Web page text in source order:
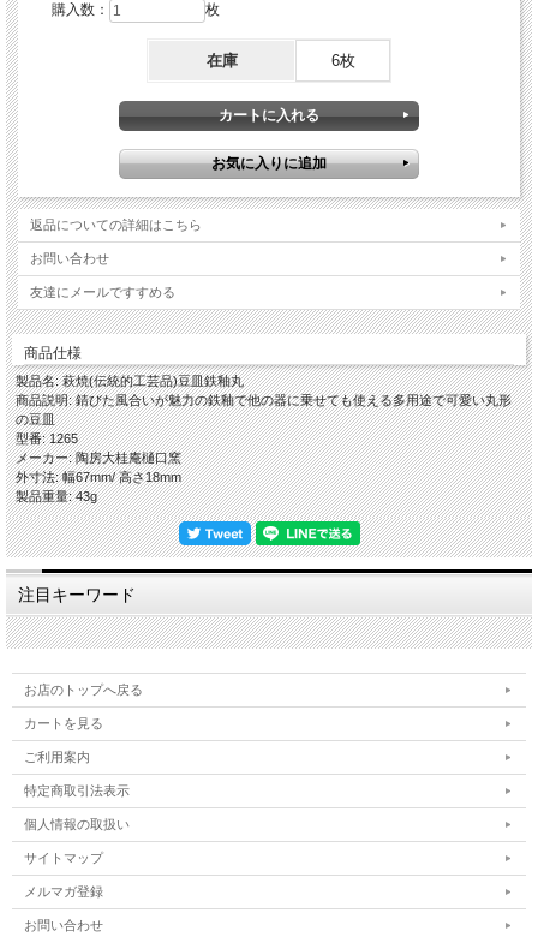
「鉄釉という作風」
伝統的工芸品萩焼の指定材料にある萩焼の基本となる「大道土」に赤土を混ぜ砂を
入れて水曳きし、乾燥させながら高台や高台脇を削り全体の形を整えしっかり乾燥
させて素焼きをし、鉄分を主原料に木灰を多めに入れた釉薬を掛け還元焼成で本焼
をし窯出しをして焼ヒビなどが無いかをしっかりチェックして完成となります。
萩焼の中ではとても珍しい作風ですが、実は古萩の中にも残っており、その主たる
釉薬は水分を含んでいますからその都度濃度が微妙に違ってきますし、釉薬掛けは
人間の手で一つ一つしますので掛け具合も微妙に違いますし、湯呑のような高さの
あるものと皿のような平の器でも違います。
るべく薄めに描けるようにしてますが、時に結晶になることもあります。
…………………………………………………………………………………………………
…
【ギフト対応について】
◎オプションの箱をご注文の場合は、包装紙での包装・ギフト対応(のし紙掛け・
メッセージカード)を無料で承ります。
【作品に関して】
萩焼伝統工芸士・樋口大桂が伝統的工芸品萩焼としての規約を遵守し、国産の天然
原材料を使い全工程を手作業でしております。寸法・重量・色合い・風合いが一つ
一つ微妙に違いますので、悪しからずご了承くださいませ。
出来るだけ色や質感がわかりやすいように複数の照明や白の背景板を使って撮影し
てますが、照明の映り込みが多くある際は風合いを損ねない程度の修正・補正・加
工をし、逆に修正が難しい場合はそのままにしていることもございますので、悪し
からずご了承ください。
【萩焼の特徴-萩の七化け】
萩焼は伝統的工芸品萩焼の指定材料である「大道土」を主に使いますが、この陶土
が焼き締まらないという特性がある為、生地を素焼きし釉薬を掛けて本焼きをする
という工程で作ります。焼成後、生地と釉薬の収縮率の違いにより貫入(かんにゅ
いによって風合いが変化していくことを「萩の七化け」と言われ、作り手が作った
私どもはこの特徴を尊重し時流に流されることなく伝統的な萩焼を守りたいという
精神と、お客様のことを大事にしたいという想いから、器へのコーティングをしな
いという方針を貫いておりますので、電子レンジ・食器洗浄乾燥機をお使いいただ
けます。日々の暮らしの中で、萩焼の特徴をお楽しみいただきつつ安心・安全にお
使いいただければ幸いです。
【在庫について】
当店は実店舗と自社サイトにて在庫を共有しておりますので、ご注文のタイミング
によって在庫切れの場合は悪しからずご容赦くださいませ。
【荷造り・発送について】
購入数： 枚
在庫 6枚
返品についての詳細はこちら
お問い合わせ
友達にメールですすめる
商品仕様
製品名: 萩焼(伝統的工芸品)豆皿鉄釉丸
商品説明: 錆びた風合いが魅力の鉄釉で他の器に乗せても使える多用途で可愛い丸形
の豆皿
型番: 1265
メーカー: 陶房大桂庵樋口窯
外寸法: 幅67mm/ 高さ18mm
製品重量: 43g
注目キーワード
お店のトップへ戻る
カートを見る
ご利用案内
特定商取引法表示
個人情報の取扱い
サイトマップ
メルマガ登録
お問い合わせ